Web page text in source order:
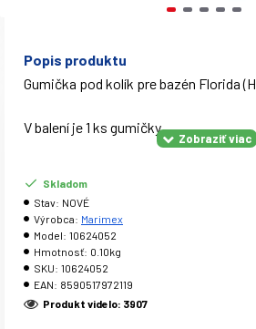
Popis produktu
Gumička pod kolík pre bazén Florida
V balení je 1 ks gumičky.
Skladom
Stav: NOVÉ
Výrobca: Marimex
Model: 10624052
Hmotnosť: 0.10kg
SKU: 10624052
EAN: 8590517972119
Produkt videlo: 3907